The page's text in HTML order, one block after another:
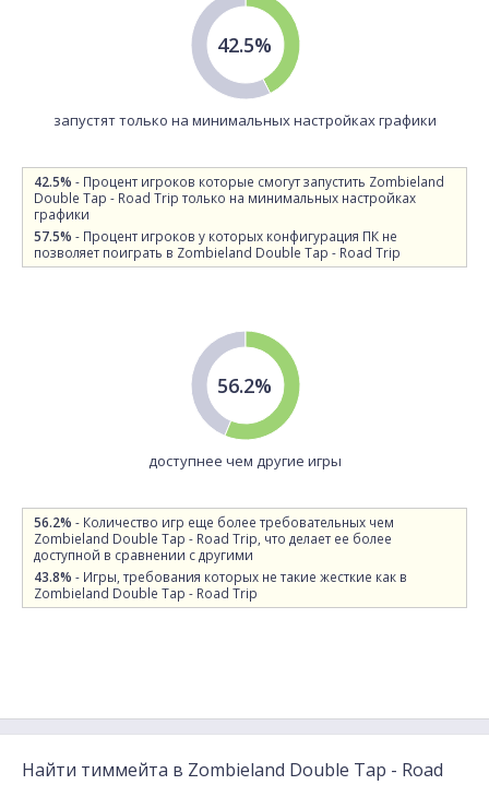
42.5%
запустят только на минимальных настройках графики
42.5% - Процент игроков которые смогут запустить Zombieland
Double Tap - Road Trip только на минимальных настройках
графики
57.5% - Процент игроков у которых конфигурация ПК не
позволяет поиграть в Zombieland Double Tap - Road Trip
56.2%
доступнее чем другие игры
56.2% - Количество игр еще более требовательных чем
Zombieland Double Tap - Road Trip, что делает ее более
доступной в сравнении с другими
43.8% - Игры, требования которых не такие жесткие как в
Zombieland Double Tap - Road Trip
Найти тиммейта в Zombieland Double Tap - Road